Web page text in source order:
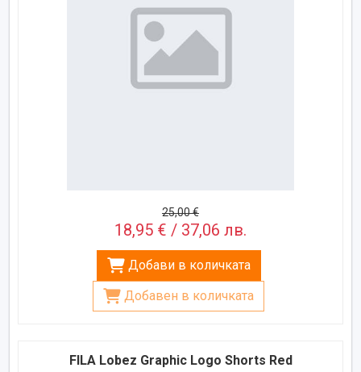
25,00 €
18,95 € / 37,06 лв.
Добави в количката
Добавен в количката
FILA Lobez Graphic Logo Shorts Red